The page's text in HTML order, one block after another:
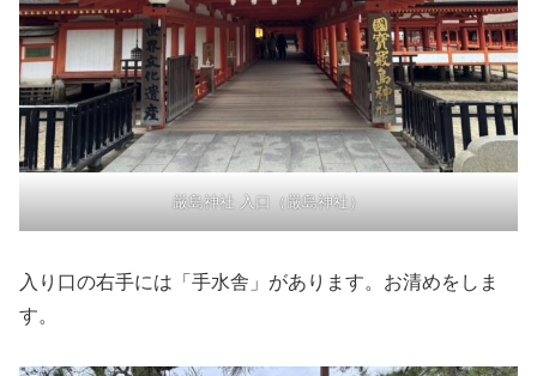
厳島神社 入口（厳島神社）
入り口の右手には「手水舎」があります。お清めをしま
す。